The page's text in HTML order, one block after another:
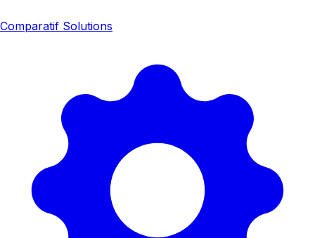
Comparatif Solutions